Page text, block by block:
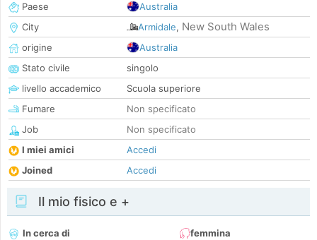
Paese
Australia
City
Armidale, New South Wales
origine
Australia
Stato civile
singolo
livello accademico
Scuola superiore
Fumare
Non specificato
Job
Non specificato
I miei amici
Accedi
Joined
Accedi
Il mio fisico e +
In cerca di
femmina